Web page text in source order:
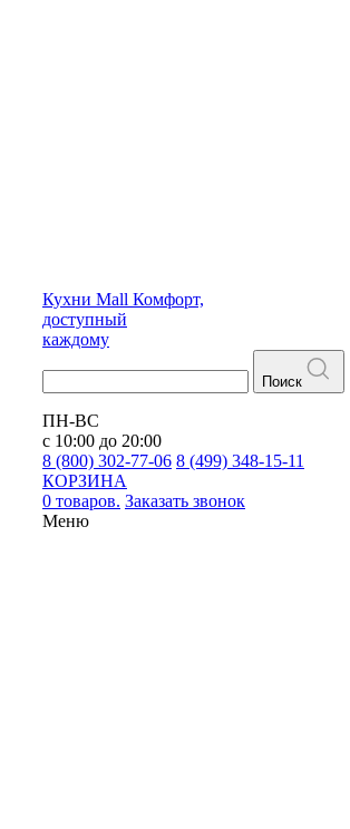
Кухни Mall Комфорт,
доступный
каждому
Поиск
ПН-ВС
с 10:00 до 20:00
8 (800) 302-77-06 8 (499) 348-15-11
КОРЗИНА
0 товаров. Заказать звонок
Меню